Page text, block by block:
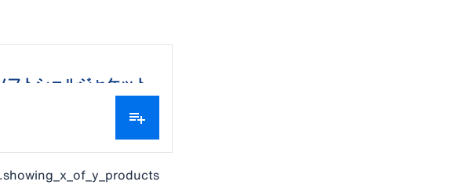
フトシェルジャケット